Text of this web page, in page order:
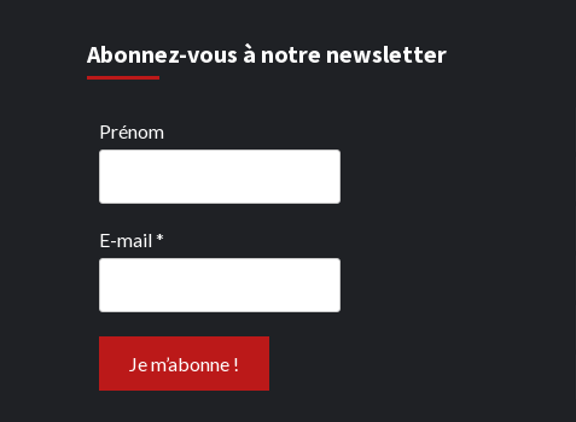
Abonnez-vous à notre newsletter
Prénom
E-mail*